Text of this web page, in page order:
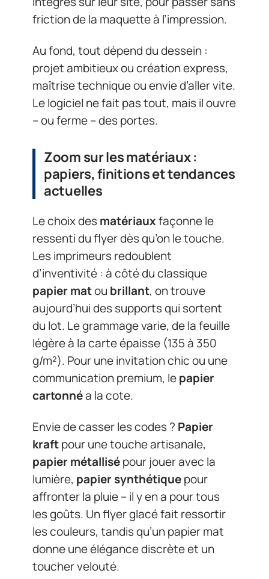
friction de la maquette à l’impression.
Au fond, tout dépend du dessein :
projet ambitieux ou création express,
maîtrise technique ou envie d’aller vite.
Le logiciel ne fait pas tout, mais il ouvre
– ou ferme – des portes.
Zoom sur les matériaux :
papiers, finitions et tendances
actuelles
Le choix desmatériauxfaçonne le
ressenti du flyer dès qu’on le touche.
Les imprimeurs redoublent
d’inventivité : à côté du classique
papier matou brillant, on trouve
aujourd’hui des supports qui sortent
du lot. Le grammage varie, de la feuille
légère à la carte épaisse (135 à 350
g/m²). Pour une invitation chic ou une
communication premium, lepapier
cartonnéa la cote.
Envie de casser les codes ? Papier
kraftpour une touche artisanale,
papier métallisépour jouer avec la
lumière, papier synthétiquepour
affronter la pluie – il y en a pour tous
les goûts. Un flyer glacé fait ressortir
les couleurs, tandis qu’un papier mat
donne une élégance discrète et un
toucher velouté.